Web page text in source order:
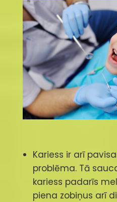
Kariess ir arī
problēma. Tā
kariess padarīs
piena zobiņus arī